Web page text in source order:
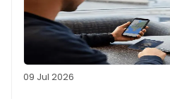
09 Jul 2026